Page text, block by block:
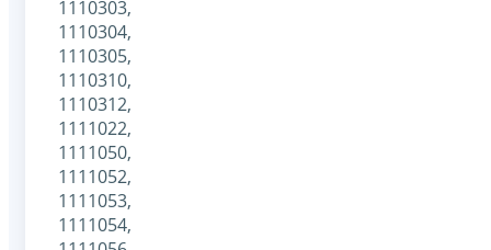
1110303,
1110304,
1110305,
1110310,
1110312,
1111022,
1111050,
1111052,
1111053,
1111054,